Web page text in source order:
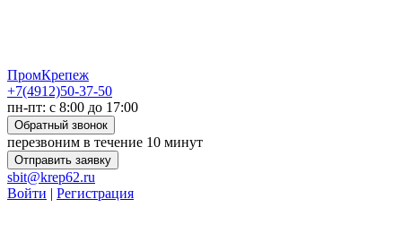
ПромКрепеж
+7(4912)50-37-50
пн-пт: с 8:00 до 17:00
Обратный звонок
перезвоним в течение 10 минут
Отправить заявку
sbit@krep62.ru
Войти | Регистрация